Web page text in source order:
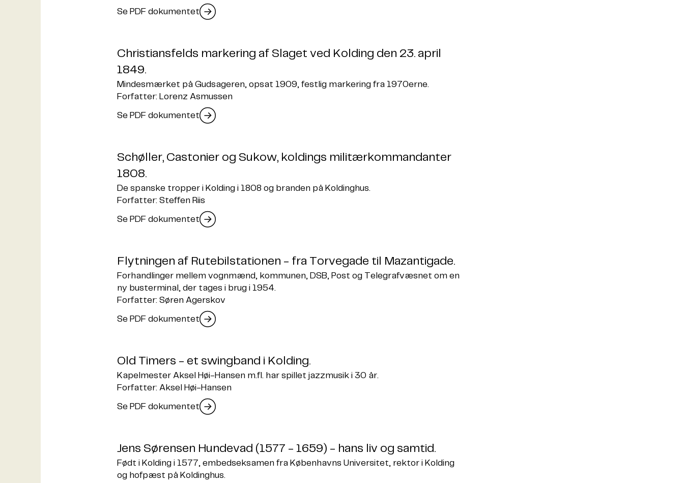
Se PDF dokumentet
Christiansfelds markering af Slaget ved Kolding den 23. april
1849.
Mindesmærket på Gudsageren, opsat 1909, festlig markering fra 1970erne.
Forfatter: Lorenz Asmussen
Se PDF dokumentet
Schøller, Castonier og Sukow, koldings militærkommandanter
1808.
De spanske tropper i Kolding i 1808 og branden på Koldinghus.
Forfatter: Steffen Riis
Se PDF dokumentet
Flytningen af Rutebilstationen - fra Torvegade til Mazantigade.
Forhandlinger mellem vognmænd, kommunen, DSB, Post og Telegrafvæsnet om en
ny busterminal, der tages i brug i 1954.
Forfatter: Søren Agerskov
Se PDF dokumentet
Old Timers - et swingband i Kolding.
Kapelmester Aksel Høi-Hansen m.fl. har spillet jazzmusik i 30 år.
Forfatter: Aksel Høi-Hansen
Se PDF dokumentet
Jens Sørensen Hundevad (1577 - 1659) - hans liv og samtid.
Født i Kolding i 1577, embedseksamen fra Københavns Universitet, rektor i Kolding
og hofpæst på Koldinghus.